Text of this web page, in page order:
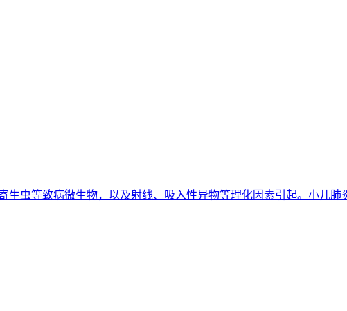
虫等致病微生物，以及射线、吸入性异物等理化因素引起。小儿